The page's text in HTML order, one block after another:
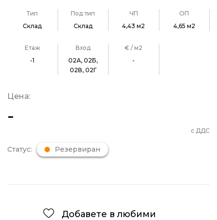
Тип
Склад
Под тип
Склад
ЧП
4,43 м2
ОП
4,65 м2
Етаж
-1
Вход
02А, 02Б,
02В, 02Г
€ / м2
-
Цена:
-
с ДДС
Статус: Резервиран
Добавете в любими